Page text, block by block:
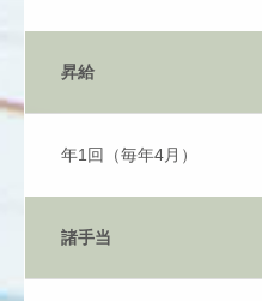
昇給
年1回（毎年4月）
諸手当